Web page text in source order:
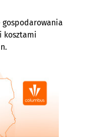
gospodarowania
kosztami